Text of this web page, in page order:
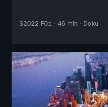
S2022 F01 · 46 min · Doku